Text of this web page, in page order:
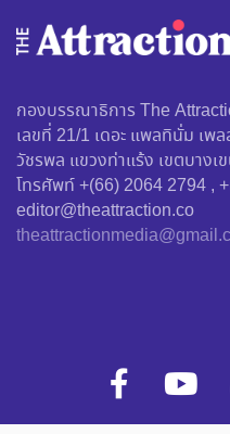
กองบรรณาธิการ The
เลขที่ 21/1 เดอะ แพลทินั่ม เ
วัชรพล แขวงท่าแร้ง เขตบางเ
โทรศัพท์ +(66) 2064 2794 ,
editor@theattraction.co